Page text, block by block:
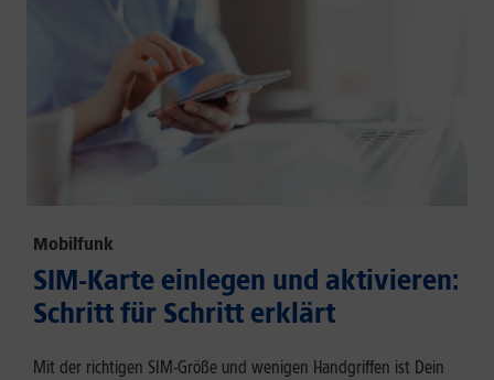
Mobilfunk
SIM-Karte einlegen und aktivieren:
Schritt für Schritt erklärt
Mit der richtigen SIM-Größe und wenigen Handgriffen ist Dein